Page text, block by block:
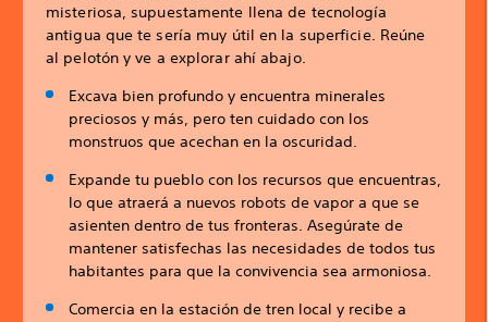
misteriosa, supuestamente llena de tecnología
antigua que te sería muy útil en la superficie. Reúne
al pelotón y ve a explorar ahí abajo.
Excava bien profundo y encuentra minerales
preciosos y más, pero ten cuidado con los
monstruos que acechan en la oscuridad.
Expande tu pueblo con los recursos que encuentras,
lo que atraerá a nuevos robots de vapor a que se
asienten dentro de tus fronteras. Asegúrate de
mantener satisfechas las necesidades de todos tus
habitantes para que la convivencia sea armoniosa.
Comercia en la estación de tren local y recibe a